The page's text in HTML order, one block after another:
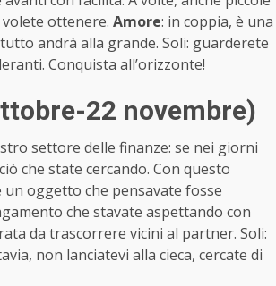
ottenere. Amore: in coppia, è una
andrà alla grande. Soli: guarderete
Conquista all’orizzonte!
22 novembre)
settore delle finanze: se nei giorni
che state cercando. Con questo
oggetto che pensavate fosse
che stavate aspettando con
da trascorrere vicini al partner. Soli:
non lanciatevi alla cieca, cercate di